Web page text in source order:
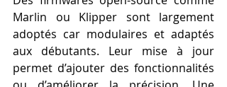
Marlin ou Klipper sont largement
adoptés car modulaires et adaptés
aux débutants. Leur mise à jour
permet d’ajouter des fonctionnalités